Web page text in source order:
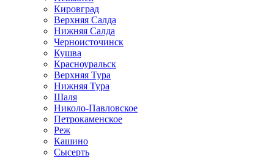
Кировград
Верхняя Салда
Нижняя Салда
Черноисточинск
Кушва
Красноуральск
Верхняя Тура
Нижняя Тура
Шаля
Николо-Павловское
Петрокаменское
Реж
Кашино
Сысерть